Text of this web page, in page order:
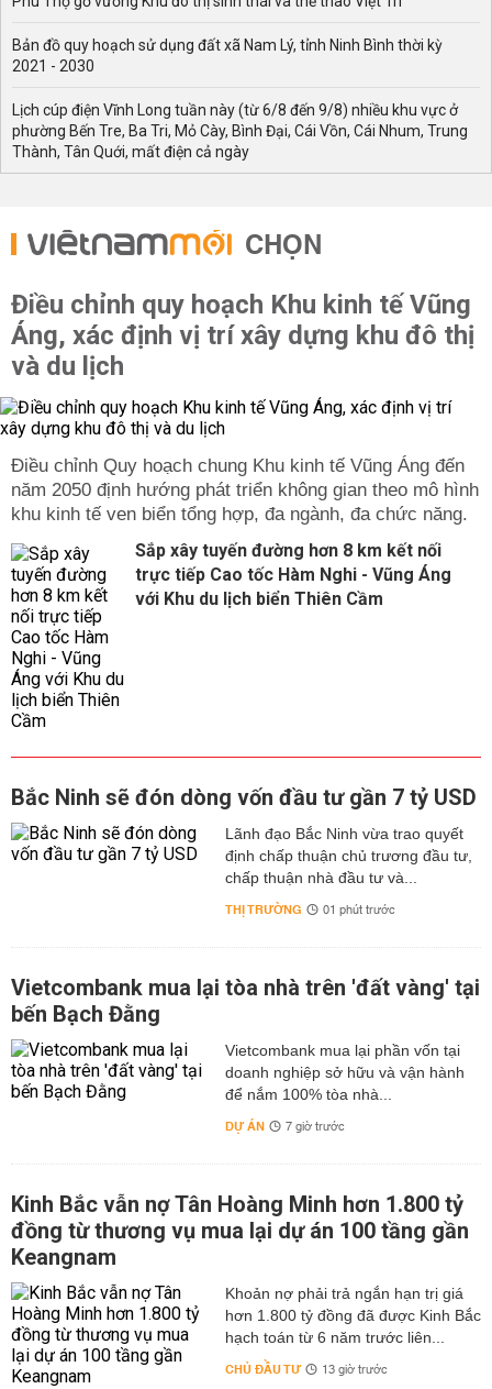
Bản đồ quy hoạch sử dụng đất xã Nam Lý, tỉnh Ninh Bình thời kỳ
2021 - 2030
Lịch cúp điện Vĩnh Long tuần này (từ 6/8 đến 9/8) nhiều khu vực ở
phường Bến Tre, Ba Tri, Mỏ Cày, Bình Đại, Cái Vồn, Cái Nhum, Trung
Thành, Tân Quới, mất điện cả ngày
CHỌN
Điều chỉnh quy hoạch Khu kinh tế Vũng
Áng, xác định vị trí xây dựng khu đô thị
và du lịch
Điều chỉnh Quy hoạch chung Khu kinh tế Vũng Áng đến
năm 2050 định hướng phát triển không gian theo mô hình
khu kinh tế ven biển tổng hợp, đa ngành, đa chức năng.
Sắp xây tuyến đường hơn 8 km kết nối
trực tiếp Cao tốc Hàm Nghi - Vũng Áng
với Khu du lịch biển Thiên Cầm
Bắc Ninh sẽ đón dòng vốn đầu tư gần 7 tỷ USD
Lãnh đạo Bắc Ninh vừa trao quyết
định chấp thuận chủ trương đầu tư,
chấp thuận nhà đầu tư và...
THỊ TRƯỜNG 01 phút trước
Vietcombank mua lại tòa nhà trên 'đất vàng' tại
bến Bạch Đằng
Vietcombank mua lại phần vốn tại
doanh nghiệp sở hữu và vận hành
để nắm 100% tòa nhà...
DỰ ÁN 7 giờ trước
Kinh Bắc vẫn nợ Tân Hoàng Minh hơn 1.800 tỷ
đồng từ thương vụ mua lại dự án 100 tầng gần
Keangnam
hơn 1.800 tỷ đồng đã được Kinh Bắc
hạch toán từ 6 năm trước liên...
CHỦ ĐẦU TƯ 13 giờ trước